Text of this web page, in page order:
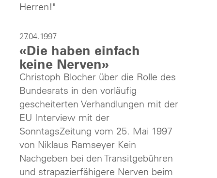
Herren!"
27.04.1997
«Die haben einfach
keine Nerven»
Christoph Blocher über die Rolle des
Bundesrats in den vorläufig
gescheiterten Verhandlungen mit der
EU Interview mit der
SonntagsZeitung vom 25. Mai 1997
von Niklaus Ramseyer Kein
Nachgeben bei den Transitgebühren
und strapazierfähigere Nerven beim